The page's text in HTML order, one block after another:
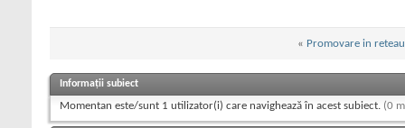
« Promovare in
Informații subiect
Momentan este/sunt 1 utilizator(i) care navighează în acest subiect. (0